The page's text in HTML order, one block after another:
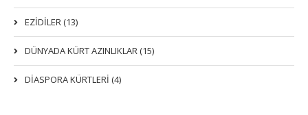
EZIDILER (13)
DÜNYADA KÜRT AZINLIKLAR (15)
DİASPORA KÜRTLERİ (4)